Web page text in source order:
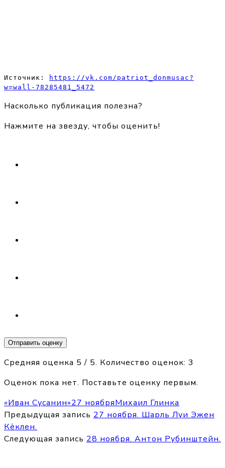
Источник:
https://vk.com/patriot_donmusac?
w=wall-78285481_5472
Насколько публикация полезна?
Нажмите на звезду, чтобы оценить!
Отправить оценку
Средняя оценка 5 / 5. Количество оценок: 3
Оценок пока нет. Поставьте оценку первым.
«Иван Сусанин»27 ноябряМихаил Глинка
Предыдущая запись 27 ноября. Шарль Луи Эжен
Кёклен.
Следующая запись 28 ноября. Антон Рубинштейн.